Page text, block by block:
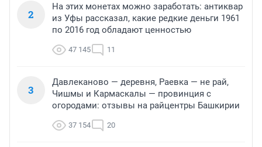
2
На этих монетах можно заработать: антиквар
из Уфы рассказал, какие редкие деньги 1961
по 2016 год обладают ценностью
47 145 11
3
Давлеканово — деревня, Раевка — не рай,
Чишмы и Кармаскалы — провинция с
огородами: отзывы на райцентры Башкирии
37 154 20